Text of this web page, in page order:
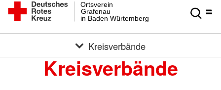
in Baden Würtemberg
Grafenau
Ortsverein
Kreisverbände
Kreisverbände